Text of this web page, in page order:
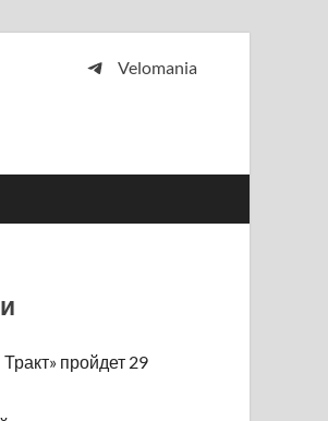
Velomania
пройдет 29